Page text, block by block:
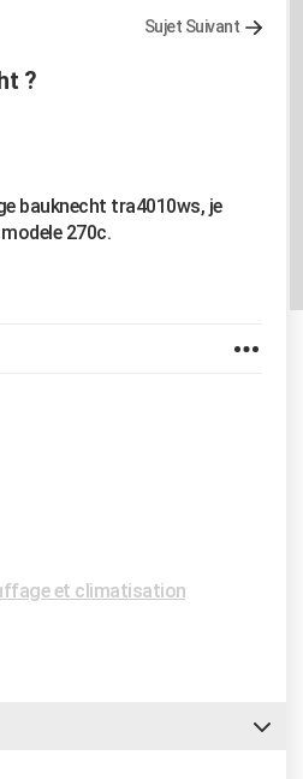
Sujet Suivant
?
bauknecht tra4010ws, je
270c.
et climatisation